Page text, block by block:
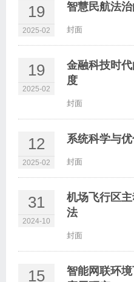
19
2025-02
智慧民航法
封面
19
2025-02
金融科技时
度
封面
12
2025-02
系统科学与
封面
31
2024-10
机场飞行区
法
封面
15
智能网联环